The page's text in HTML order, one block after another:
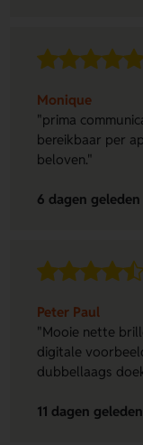
Monique
"prima
bereikbaar per
beloven."
6 dagen geleden
Peter Paul
"Mooie nette
digitale
dubbellaags
11 dagen geleden